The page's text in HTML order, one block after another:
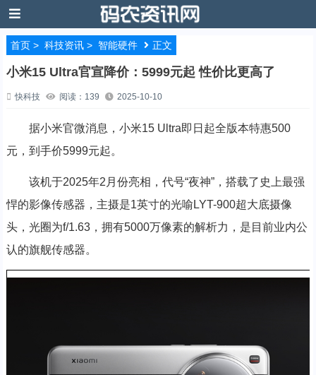
首页> 科技资讯> 智能硬件 正文
小米15 Ultra官宣降价：5999元起 性价比更高了
快科技 阅读：139 2025-10-10
据小米官微消息，小米15 Ultra即日起全版本特惠500
元，到手价5999元起。
该机于2025年2月份亮相，代号“夜神”，搭载了史上最强
悍的影像传感器，主摄是1英寸的光喻LYT-900超大底摄像
头，光圈为f/1.63，拥有5000万像素的解析力，是目前业内公
认的旗舰传感器。